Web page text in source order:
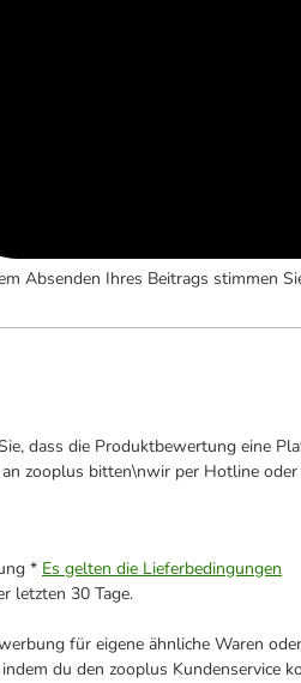
Absenden Ihres Beitrags stimmen
dass die Produktbewertung eine
zooplus bitten\nwir per Hotline
* Es gelten die Lieferbedingungen
letzten 30 Tage.
für eigene ähnliche Waren
du den zooplus Kundenservice